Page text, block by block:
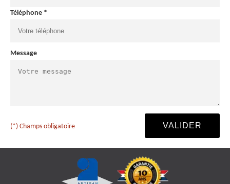
Téléphone *
Message
(*) Champs obligatoire